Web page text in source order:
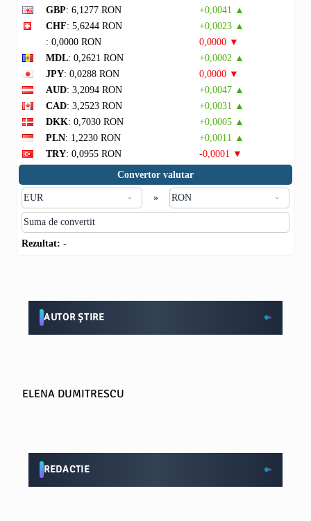
GBP: 6,1277 RON
+0,0041 ▲
CHF: 5,6244 RON
+0,0023 ▲
: 0,0000 RON
0,0000 ▼
MDL: 0,2621 RON
+0,0002 ▲
JPY: 0,0288 RON
0,0000 ▼
AUD: 3,2094 RON
+0,0047 ▲
CAD: 3,2523 RON
+0,0031 ▲
DKK: 0,7030 RON
+0,0005 ▲
PLN: 1,2230 RON
+0,0011 ▲
TRY: 0,0955 RON
-0,0001 ▼
Convertor valutar
»
Rezultat: -
AUTOR ȘTIRE
ELENA DUMITRESCU
REDACTIE